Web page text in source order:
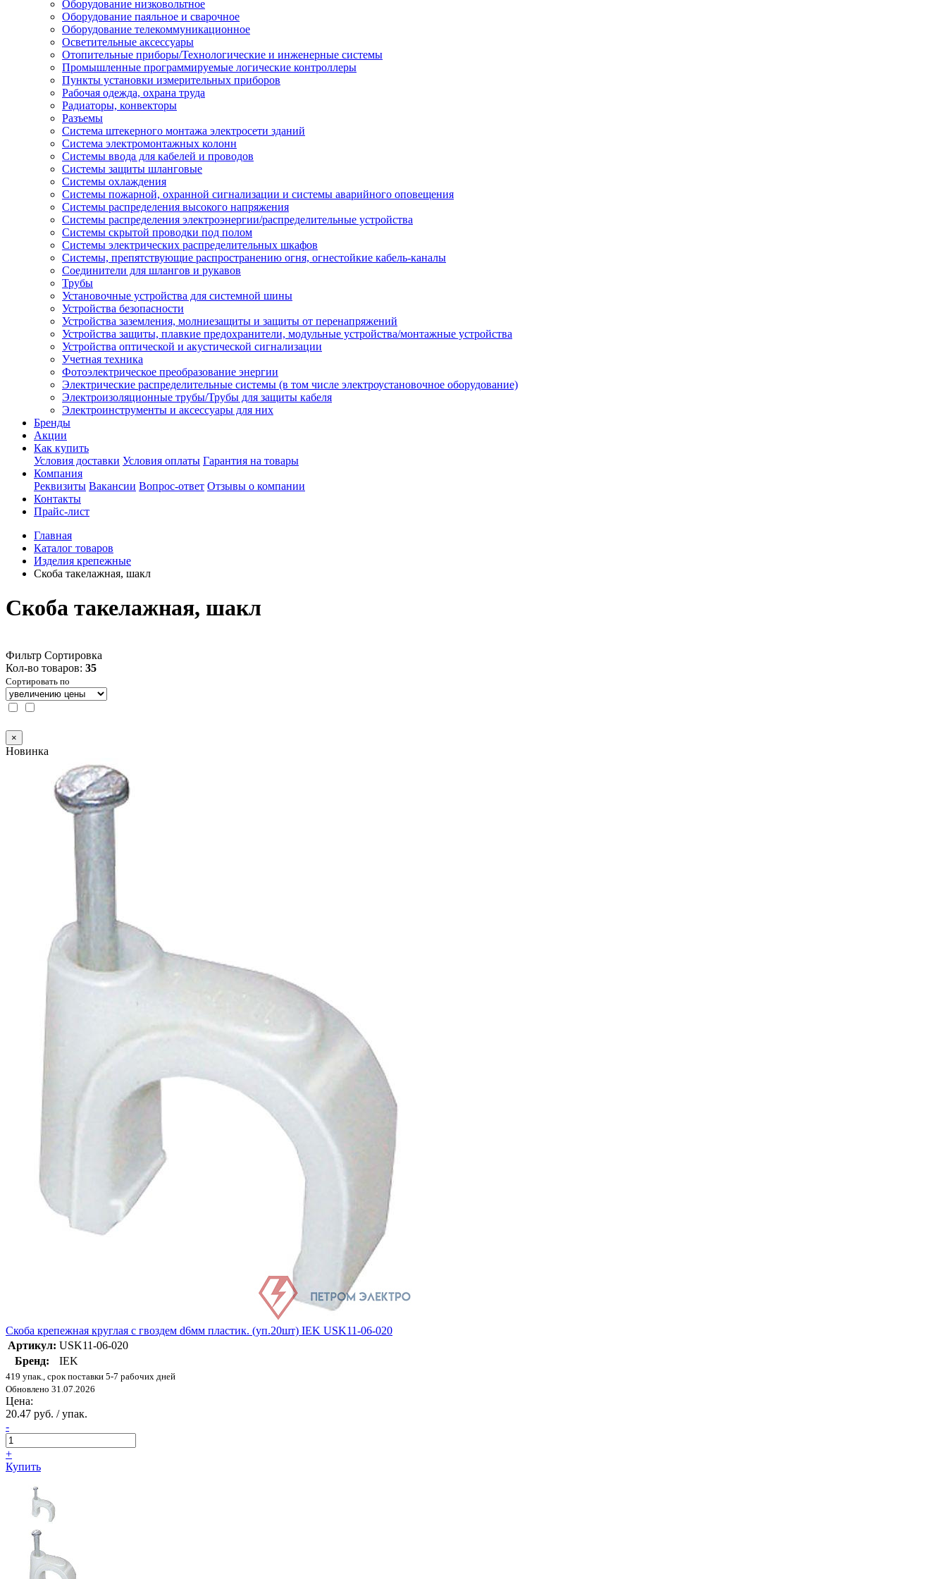
Оборудование низковольтное
Оборудование паяльное и сварочное
Оборудование телекоммуникационное
Осветительные аксессуары
Отопительные приборы/Технологические и инженерные системы
Промышленные программируемые логические контроллеры
Пункты установки измерительных приборов
Рабочая одежда, охрана труда
Радиаторы, конвекторы
Разъемы
Система штекерного монтажа электросети зданий
Система электромонтажных колонн
Системы ввода для кабелей и проводов
Системы защиты шланговые
Системы охлаждения
Системы пожарной, охранной сигнализации и системы аварийного оповещения
Системы распределения высокого напряжения
Системы распределения электроэнергии/распределительные устройства
Системы скрытой проводки под полом
Системы электрических распределительных шкафов
Системы, препятствующие распространению огня, огнестойкие кабель-каналы
Соединители для шлангов и рукавов
Трубы
Установочные устройства для системной шины
Устройства безопасности
Устройства заземления, молниезащиты и защиты от перенапряжений
Устройства защиты, плавкие предохранители, модульные устройства/монтажные устройства
Устройства оптической и акустической сигнализации
Учетная техника
Фотоэлектрическое преобразование энергии
Электрические распределительные системы (в том числе электроустановочное оборудование)
Электроизоляционные трубы/Трубы для защиты кабеля
Электроинструменты и аксессуары для них
Бренды
Акции
Как купить
Условия доставки Условия оплаты Гарантия на товары
Компания
Реквизиты Вакансии Вопрос-ответ Отзывы о компании
Контакты
Прайс-лист
Главная
Каталог товаров
Изделия крепежные
Скоба такелажная, шакл
Скоба такелажная, шакл
Фильтр Сортировка
Кол-во товаров: 35
Сортировать по
×
Новинка
Скоба крепежная круглая с гвоздем d6мм пластик. (уп.20шт) IEK USK11-06-020
Артикул: USK11-06-020
Бренд:
IEK
419 упак., срок поставки 5-7 рабочих дней
Обновлено 31.07.2026
Цена:
20.47 руб. / упак.
-
+
Купить